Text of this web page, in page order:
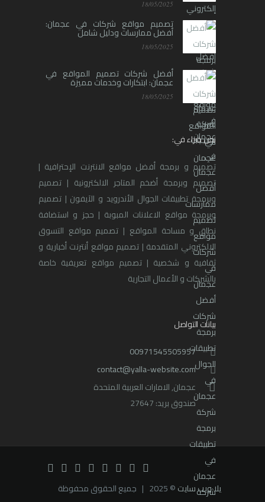
18/05/2025
تصميم مواقع شركات في عجمان:
أفضل ممارسات ودليل شامل
18/05/2025
أفضل شركات تصميم المواقع في
عجمان: ابتكارات وخدمات مميزة
18/05/2025
نحن خبراء في:
تصميم و برمجة أفضل مواقع الانترنت الإحترافية |
تصميم وبرمجة أضخم المتاجر الالكترونية | تصميم
وبرمجة تطبيقات الجوال الأندرويد و الآيفون | تصميم
وبرمجة مواقع الاعلانات المبوبة | حجز و استضافة
نطاق و مساحة المواقع | تصميم مواقع التسوق
الالكتروني المتقدمة | تصميم مواقع أنترنت أخبارية و
ثقافية و شخصية | تصميم مواقع تعريفية خاصة
بالشركات و الأعمال التجارية
بيانات التواصل
00971545505957
contact@yalla-website.com
عجمان, الامارات العربية المتحدة
صندوق بريد: 27647
يلا ويب سايت© 2025 | جميع الحقوق محفوظة